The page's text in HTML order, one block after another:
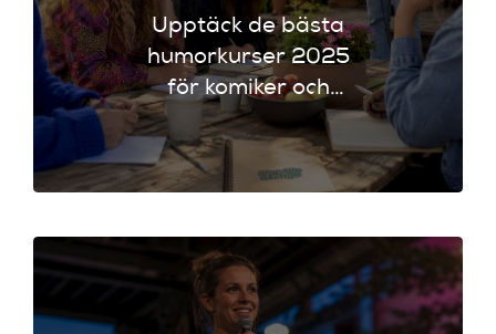
Upptäck de bästa
humorkurser 2025
för komiker och
föreläsare. Lär dig
tekniker och få
scenerfarenhet med